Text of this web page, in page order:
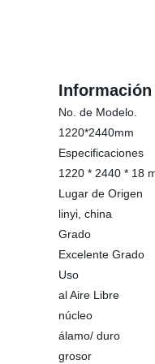
Información
No. de Modelo.
1220*2440mm
Especificaciones
1220 * 2440 * 18
Lugar de Origen
linyi, china
Grado
Excelente Grado
Uso
al Aire Libre
núcleo
álamo/ duro
grosor